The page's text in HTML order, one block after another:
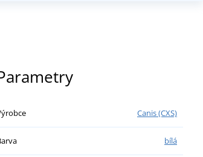
Canis (CXS)
bílá